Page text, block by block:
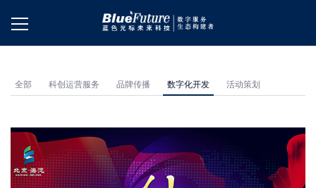
全部 科创运营服务 品牌传播 数字化开发 活动策划